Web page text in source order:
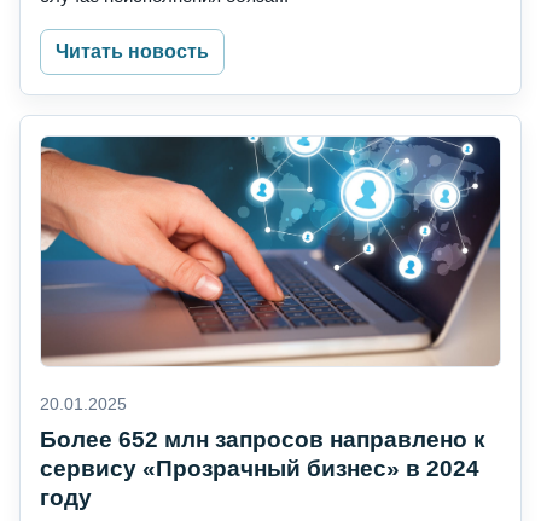
Читать новость
20.01.2025
Более 652 млн запросов направлено к
сервису «Прозрачный бизнес» в 2024
году